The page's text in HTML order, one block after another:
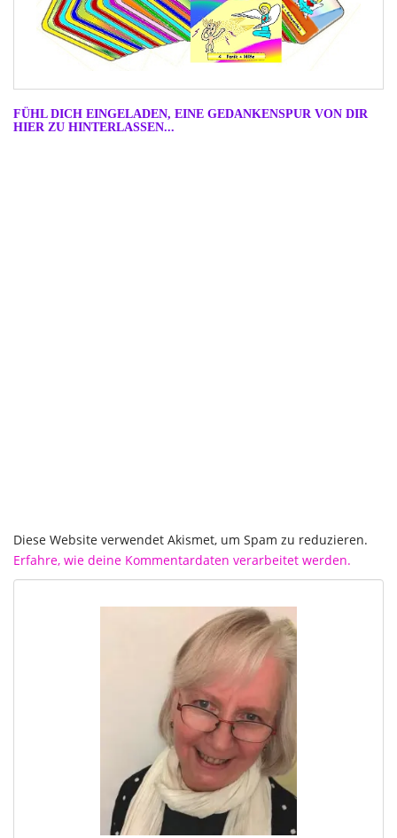
FÜHL DICH EINGELADEN, EINE GEDANKENSPUR VON DIR
HIER ZU HINTERLASSEN...
Diese Website verwendet Akismet, um Spam zu reduzieren.
Erfahre, wie deine Kommentardaten verarbeitet werden.